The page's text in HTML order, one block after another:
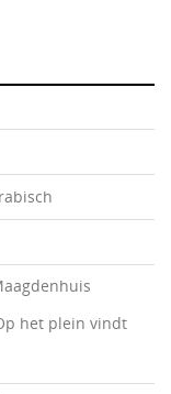
het plein vindt